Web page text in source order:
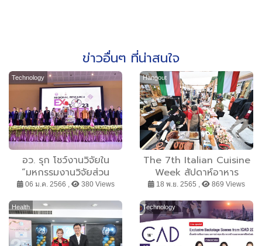
ข่าวอื่นๆ ที่น่าสนใจ
Technology
อว. รุก โชว์งานวิจัยใน
“มหกรรมงานวิจัยส่วน
ภูมิภาค 2566” ส่งเสริม
ภูมิปัญญาล้านนาและโมเดล
เศรษฐกิจใหม่ BCG ที่จังหวัด
ลำปาง
06 ม.ค. 2566 , 380 Views
Hangout
The 7th Italian Cuisine
Week สัปดาห์อาหาร
อิตาเลียน ครั้งที่ 7 เพิ่มชีวิต
ชีวา สัมผัสเสน่ห์ความอร่อย
อิตาเลียนแท้ ใจกลางกรุงฯ
18 พ.ย. 2565 , 869 Views
Health Technology